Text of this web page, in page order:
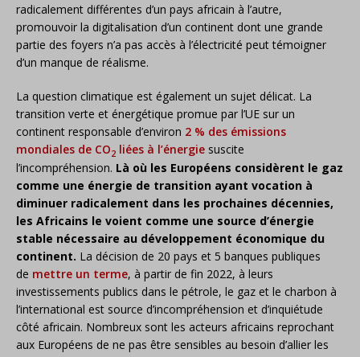
radicalement différentes d’un pays africain à l’autre,
promouvoir la digitalisation d’un continent dont une grande
partie des foyers n’a pas accès à l’électricité peut témoigner
d’un manque de réalisme.
La question climatique est également un sujet délicat. La
transition verte et énergétique promue par l’UE sur un
continent responsable d’environ 2 % des émissions
mondiales de CO2 liées à l’énergie suscite
l’incompréhension. Là où les Européens considèrent le gaz
comme une énergie de transition ayant vocation à
diminuer radicalement dans les prochaines décennies,
les Africains le voient comme une source d’énergie
stable nécessaire au développement économique du
continent. La décision de 20 pays et 5 banques publiques
de mettre un terme, à partir de fin 2022, à leurs
investissements publics dans le pétrole, le gaz et le charbon à
l’international est source d’incompréhension et d’inquiétude
côté africain. Nombreux sont les acteurs africains reprochant
aux Européens de ne pas être sensibles au besoin d’allier les